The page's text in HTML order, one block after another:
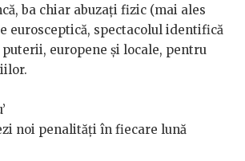
ba chiar abuzaţi fizic (mai ales
eurosceptică, spectacolul identifică
europene şi locale, pentru
noi penalități în fiecare lună